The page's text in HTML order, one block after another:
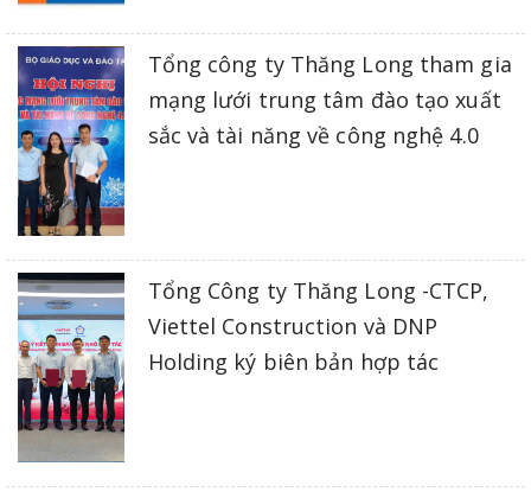
Tổng công ty Thăng Long tham gia
mạng lưới trung tâm đào tạo xuất
sắc và tài năng về công nghệ 4.0
Tổng Công ty Thăng Long -CTCP,
Viettel Construction và DNP
Holding ký biên bản hợp tác